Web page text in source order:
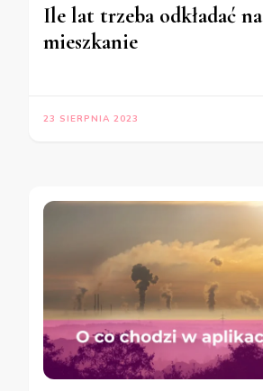
Ile lat trzeba odkładać na
mieszkanie
23 SIERPNIA 2023